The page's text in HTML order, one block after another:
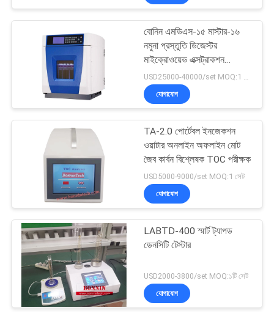
বোনিন এমডিএস-১৫ মাস্টার-১৬
নমুনা প্রস্তুতি ডিজেস্টর
মাইক্রোওয়েভ এক্সট্রাকশন
ডিজেস্টর সিস্টেম
USD25000-40000/set MOQ:1 সেট
যোগাযোগ
TA-2.0 পোর্টেবল ইনজেকশন
ওয়াটার অনলাইন অফলাইন মোট
জৈব কার্বন বিশ্লেষক TOC পরীক্ষক
USD5000-9000/set MOQ:1 সেট
যোগাযোগ
LABTD-400 স্মার্ট ট্যাপড
ডেনসিটি টেস্টার
USD2000-3800/set MOQ:১টি সেট
যোগাযোগ